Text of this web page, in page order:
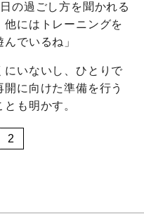
の過ごし方を聞かれる
他にはトレーニングを
でいるね」
にいないし、ひとりで
に向けた準備を行う
も明かす。
2